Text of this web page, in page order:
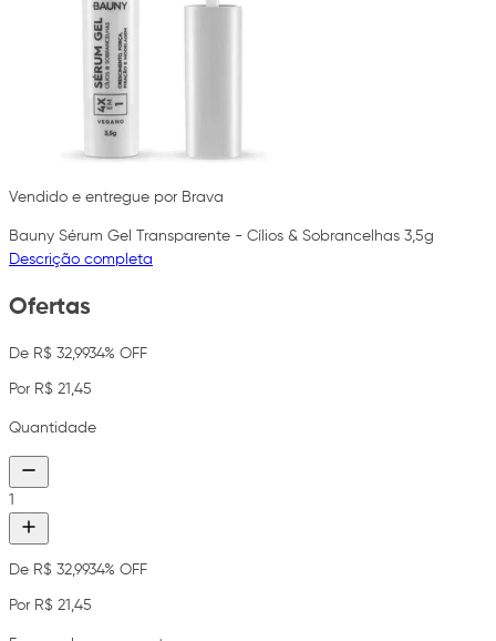
Vendido e entregue por Brava
Bauny Sérum Gel Transparente - Cílios & Sobrancelhas 3,5g
Descrição completa
Ofertas
De R$ 32,9934% OFF
Por R$ 21,45
Quantidade
1
De R$ 32,9934% OFF
Por R$ 21,45